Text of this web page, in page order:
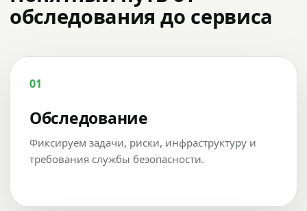
обследования до сервиса
01
Обследование
Фиксируем задачи, риски, инфраструктуру и
требования службы безопасности.